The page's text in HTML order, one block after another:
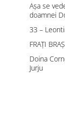
Așa se
doamnei
33 –
FRAŢI
Doina
Jurju